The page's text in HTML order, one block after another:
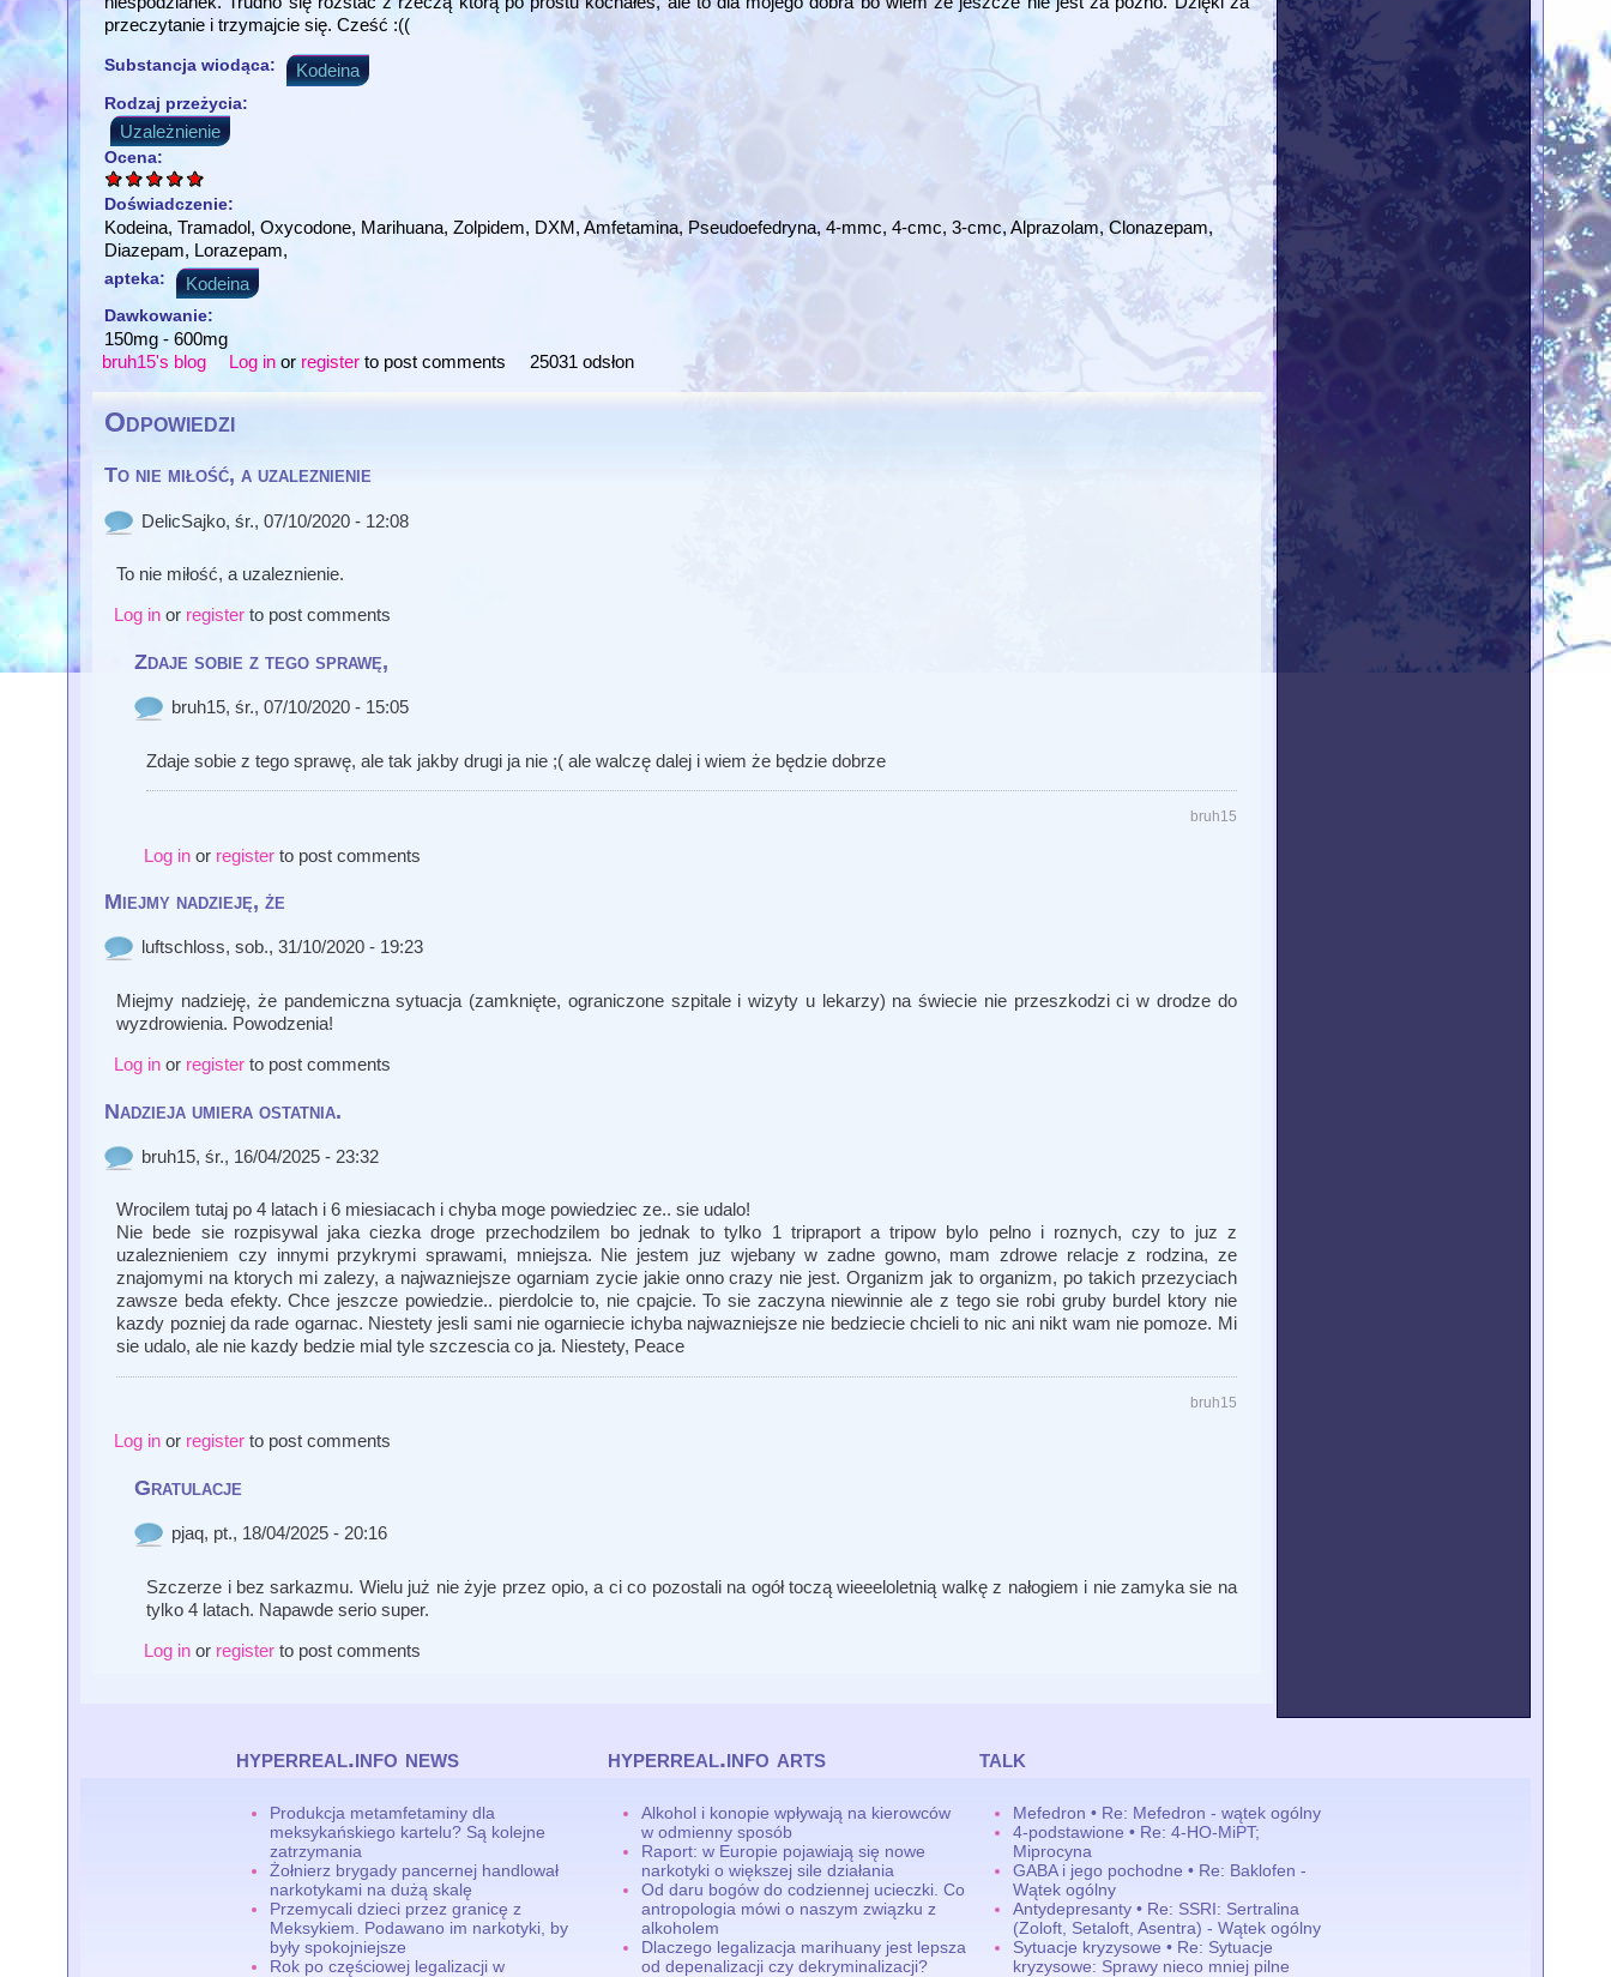
przeczytanie i trzymajcie się. Cześć :((
Substancja wiodąca: Kodeina
Rodzaj przeżycia:
Uzależnienie
Ocena:
Doświadczenie:
Kodeina, Tramadol, Oxycodone, Marihuana, Zolpidem, DXM, Amfetamina, Pseudoefedryna, 4-mmc, 4-cmc, 3-cmc, Alprazolam, Clonazepam,
Diazepam, Lorazepam,
apteka: Kodeina
Dawkowanie:
150mg - 600mg
bruh15's blog
Log in or register to post comments 25031 odsłon
Odpowiedzi
To nie miłość, a uzaleznienie
DelicSajko, śr., 07/10/2020 - 12:08
To nie miłość, a uzaleznienie.
Log inor registerto post comments
Zdaje sobie z tego sprawę,
bruh15, śr., 07/10/2020 - 15:05
Zdaje sobie z tego sprawę, ale tak jakby drugi ja nie ;( ale walczę dalej i wiem że będzie dobrze
bruh15
Log inor registerto post comments
Miejmy nadzieję, że
luftschloss, sob., 31/10/2020 - 19:23
Miejmy nadzieję, że pandemiczna sytuacja (zamknięte, ograniczone szpitale i wizyty u lekarzy) na świecie nie przeszkodzi ci w drodze do
wyzdrowienia. Powodzenia!
Log inor registerto post comments
Nadzieja umiera ostatnia.
bruh15, śr., 16/04/2025 - 23:32
Wrocilem tutaj po 4 latach i 6 miesiacach i chyba moge powiedziec ze.. sie udalo!
Nie bede sie rozpisywal jaka ciezka droge przechodzilem bo jednak to tylko 1 tripraport a tripow bylo pelno i roznych, czy to juz z
uzaleznieniem czy innymi przykrymi sprawami, mniejsza. Nie jestem juz wjebany w zadne gowno, mam zdrowe relacje z rodzina, ze
znajomymi na ktorych mi zalezy, a najwazniejsze ogarniam zycie jakie onno crazy nie jest. Organizm jak to organizm, po takich przezyciach
zawsze beda efekty. Chce jeszcze powiedzie.. pierdolcie to, nie cpajcie. To sie zaczyna niewinnie ale z tego sie robi gruby burdel ktory nie
kazdy pozniej da rade ogarnac. Niestety jesli sami nie ogarniecie ichyba najwazniejsze nie bedziecie chcieli to nic ani nikt wam nie pomoze. Mi
sie udalo, ale nie kazdy bedzie mial tyle szczescia co ja. Niestety, Peace
bruh15
Log inor registerto post comments
Gratulacje
pjaq, pt., 18/04/2025 - 20:16
Szczerze i bez sarkazmu. Wielu już nie żyje przez opio, a ci co pozostali na ogół toczą wieeeloletnią walkę z nałogiem i nie zamyka sie na
tylko 4 latach. Napawde serio super.
Log inor registerto post comments
hyperreal.info news
Produkcja metamfetaminy dla
meksykańskiego kartelu? Są kolejne
zatrzymania
Żołnierz brygady pancernej handlował
narkotykami na dużą skalę
Przemycali dzieci przez granicę z
Meksykiem. Podawano im narkotyki, by
były spokojniejsze
Rok po częściowej legalizacji w
hyperreal.info arts
Alkohol i konopie wpływają na kierowców
w odmienny sposób
Raport: w Europie pojawiają się nowe
narkotyki o większej sile działania
Od daru bogów do codziennej ucieczki. Co
antropologia mówi o naszym związku z
alkoholem
Dlaczego legalizacja marihuany jest lepsza
od depenalizacji czy dekryminalizacji?
talk
Mefedron • Re: Mefedron - wątek ogólny
4-podstawione • Re: 4-HO-MiPT;
Miprocyna
GABA i jego pochodne • Re: Baklofen -
Wątek ogólny
Antydepresanty • Re: SSRI: Sertralina
(Zoloft, Setaloft, Asentra) - Wątek ogólny
Sytuacje kryzysowe • Re: Sytuacje
kryzysowe: Sprawy nieco mniej pilne